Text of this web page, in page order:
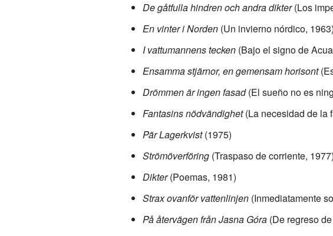
De gåtfulla hindren och andra dikter(Los
En vinter i Norden(Un invierno nórdico, 1963)
I vattumannens tecken(Bajo el signo de
Ensamma stjärnor, en gemensam horisont
Drömmen är ingen fasad(El sueño no es
Fantasins nödvändighet(La necesidad de la
Pär Lagerkvist(1975)
Strömöverföring(Traspaso de corriente, 1977)
Dikter(Poemas, 1981)
Strax ovanför vattenlinjen(Inmediatamente
På återvägen från Jasna Góra(De regreso